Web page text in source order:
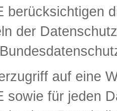
berücksichtigen
der
auf eine
sowie für jeden